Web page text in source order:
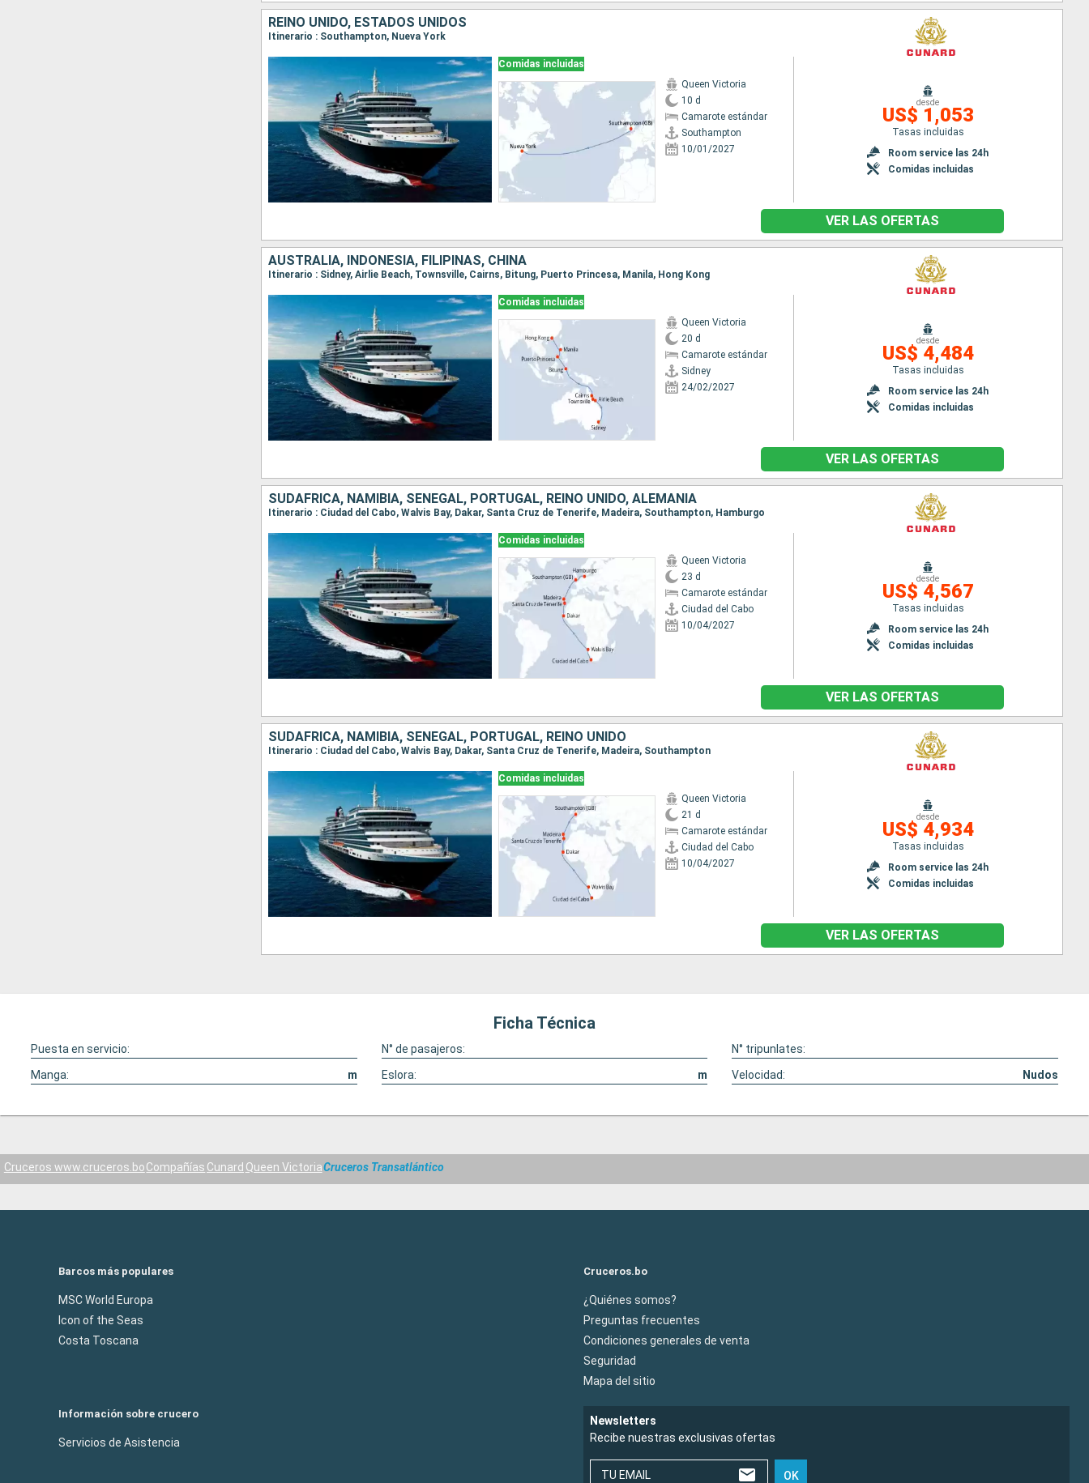
REINO UNIDO, ESTADOS UNIDOS
Itinerario : Southampton, Nueva York
Comidas incluidas
Queen Victoria
10 d
Camarote estándar
Southampton
10/01/2027
desde
US$ 1,053
Tasas incluidas
Room service las 24h
Comidas incluidas
VER LAS OFERTAS
AUSTRALIA, INDONESIA, FILIPINAS, CHINA
Itinerario : Sidney, Airlie Beach, Townsville, Cairns, Bitung, Puerto Princesa, Manila, Hong Kong
Comidas incluidas
Queen Victoria
20 d
Camarote estándar
Sidney
24/02/2027
desde
US$ 4,484
Tasas incluidas
Room service las 24h
Comidas incluidas
VER LAS OFERTAS
SUDAFRICA, NAMIBIA, SENEGAL, PORTUGAL, REINO UNIDO, ALEMANIA
Itinerario : Ciudad del Cabo, Walvis Bay, Dakar, Santa Cruz de Tenerife, Madeira, Southampton, Hamburgo
Comidas incluidas
Queen Victoria
23 d
Camarote estándar
Ciudad del Cabo
10/04/2027
desde
US$ 4,567
Tasas incluidas
Room service las 24h
Comidas incluidas
VER LAS OFERTAS
SUDAFRICA, NAMIBIA, SENEGAL, PORTUGAL, REINO UNIDO
Itinerario : Ciudad del Cabo, Walvis Bay, Dakar, Santa Cruz de Tenerife, Madeira, Southampton
Comidas incluidas
Queen Victoria
21 d
Camarote estándar
Ciudad del Cabo
10/04/2027
desde
US$ 4,934
Tasas incluidas
Room service las 24h
Comidas incluidas
VER LAS OFERTAS
Ficha Técnica
Puesta en servicio: N° de pasajeros:
N° tripunlates:
Manga:
m Eslora: m Velocidad: Nudos
Cruceros www.cruceros.boCompañías Cunard Queen VictoriaCruceros Transatlántico
Barcos más populares
MSC World Europa
Icon of the Seas
Costa Toscana
Cruceros.bo
¿Quiénes somos?
Preguntas frecuentes
Condiciones generales de venta
Seguridad
Mapa del sitio
Información sobre crucero
Servicios de Asistencia
Newsletters
Recibe nuestras exclusivas ofertas
TU EMAIL OK